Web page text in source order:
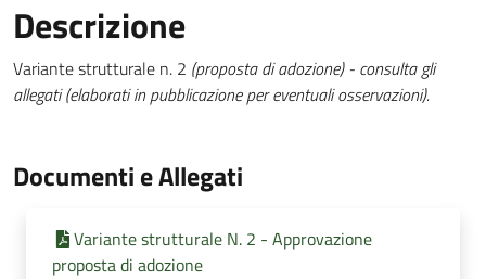
Descrizione
Variante strutturale n. 2 (proposta di adozione) - consulta gli
allegati (elaborati in pubblicazione per eventuali osservazioni).
Documenti e Allegati
Variante strutturale N. 2 - Approvazione
proposta di adozione